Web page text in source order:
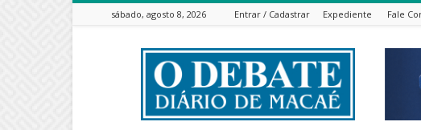
sábado, agosto 8, 2026 Entrar / Cadastrar Expediente Fale
ODEBATEON